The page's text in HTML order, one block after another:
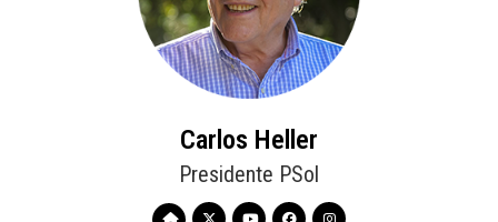
Carlos Heller
Presidente PSol